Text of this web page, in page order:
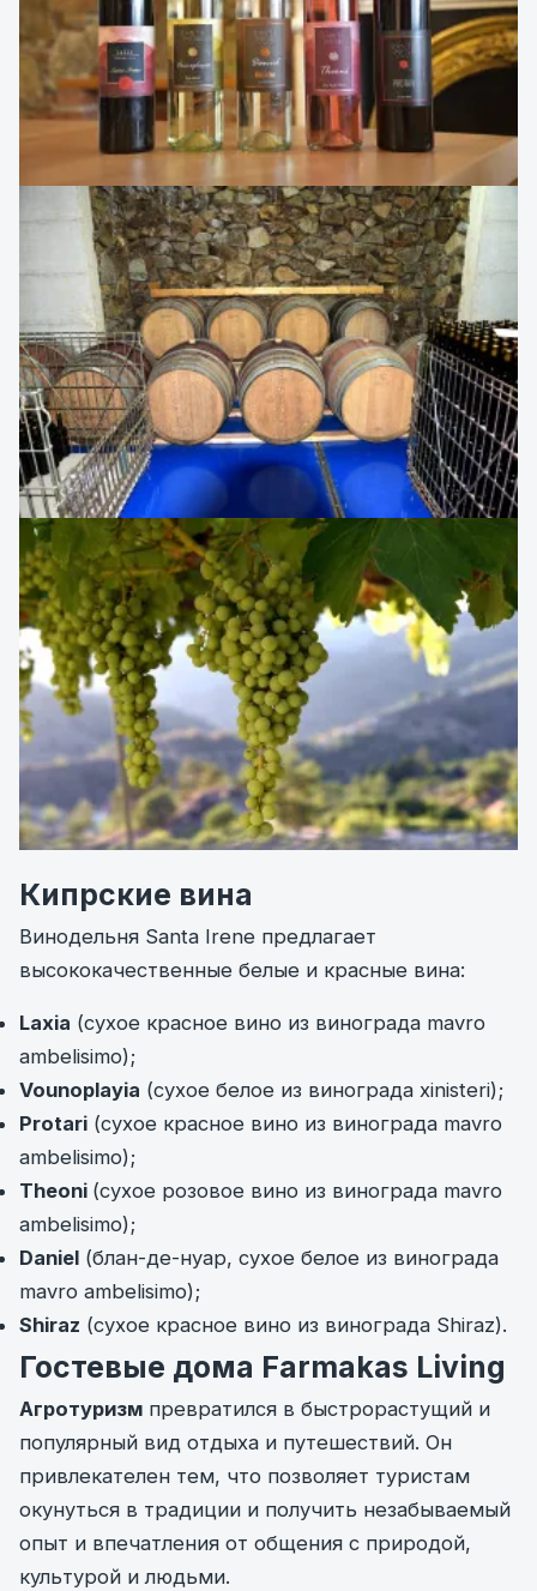
Кипрские вина
Винодельня Santa Irene предлагает
высококачественные белые и красные вина:
Laxia (сухое красное вино из винограда mavro
ambelisimo);
Vounoplayia (сухое белое из винограда xinisteri);
Protari (сухое красное вино из винограда mavro
ambelisimo);
Theoni (сухое розовое вино из винограда mavro
ambelisimo);
Daniel (блан-де-нуар, сухое белое из винограда
mavro ambelisimo);
Shiraz (сухое красное вино из винограда Shiraz).
Гостевые дома Farmakas Living
Агротуризм превратился в быстрорастущий и
популярный вид отдыха и путешествий. Он
привлекателен тем, что позволяет туристам
окунуться в традиции и получить незабываемый
опыт и впечатления от общения с природой,
культурой и людьми.